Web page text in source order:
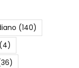
(140)
(4)